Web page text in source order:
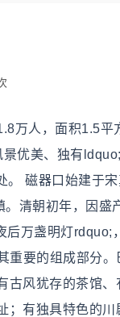
万人，面积1.5平
优美、独有
。 磁器口始建于
清朝初年，因盛
万盏明灯rdquo;
重要的组成部分
古风犹存的茶馆
有独具特色的川